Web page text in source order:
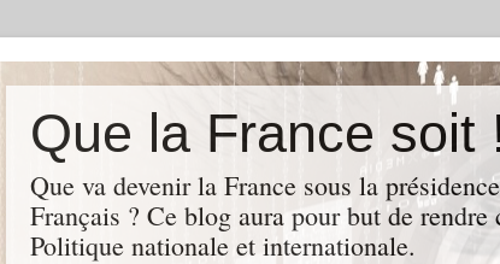
Que la France soit
Que va devenir la France sous la
Français ? Ce blog aura pour but de
Politique nationale et internationale.